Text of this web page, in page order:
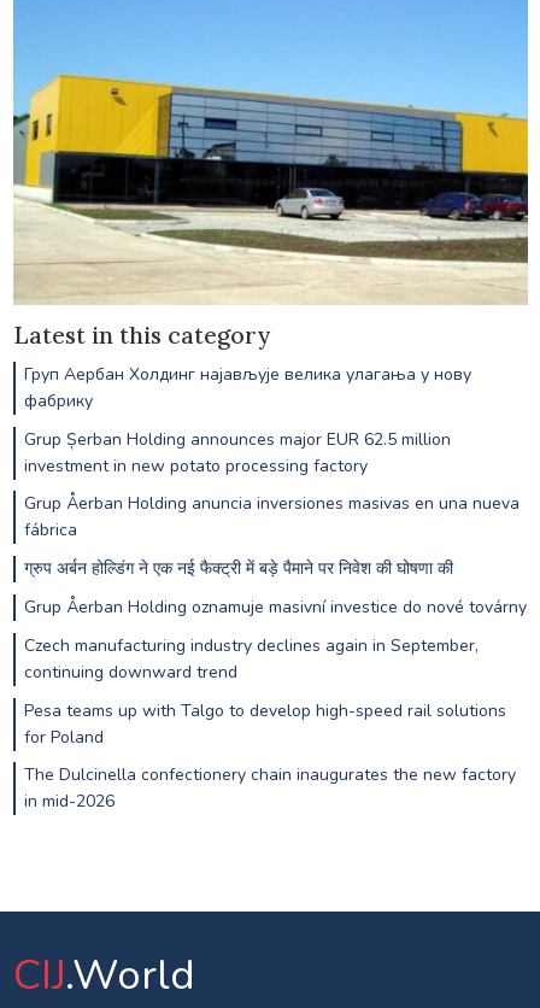
Latest in this category
Груп Аербан Холдинг најављује велика улагања у нову
фабрику
Grup Șerban Holding announces major EUR 62.5 million
investment in new potato processing factory
Grup Åerban Holding anuncia inversiones masivas en una nueva
fábrica
ग्रुप अर्बन होल्डिंग ने एक नई फैक्ट्री में बड़े पैमाने पर निवेश की घोषणा की
Grup Åerban Holding oznamuje masivní investice do nové továrny
Czech manufacturing industry declines again in September,
continuing downward trend
Pesa teams up with Talgo to develop high-speed rail solutions
for Poland
The Dulcinella confectionery chain inaugurates the new factory
in mid-2026
CIJ.World